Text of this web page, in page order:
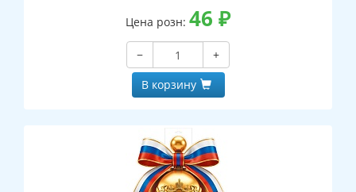
Цена розн: 46 ₽
−
+
В корзину